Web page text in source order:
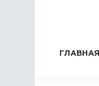
ГЛАВНАЯ